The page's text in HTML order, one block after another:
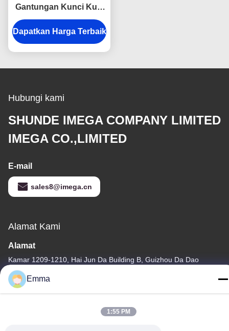
Gantungan Kunci Kulit
Persegi Panjang
Gantungan Kunci Besi
Warna Pantone
Dapatkan Harga Terbaik
Hubungi kami
SHUNDE IMEGA COMPANY LIMITED
IMEGA CO.,LIMITED
E-mail
sales8@imega.cn
Alamat Kami
Alamat
Kamar 1209-1210, Hai Jun Da Building B, Guizhou Da Dao
Zhong, Ronggui, Shunde, Foshan, Guangdong, Cina
tel
Emma
1:55 PM